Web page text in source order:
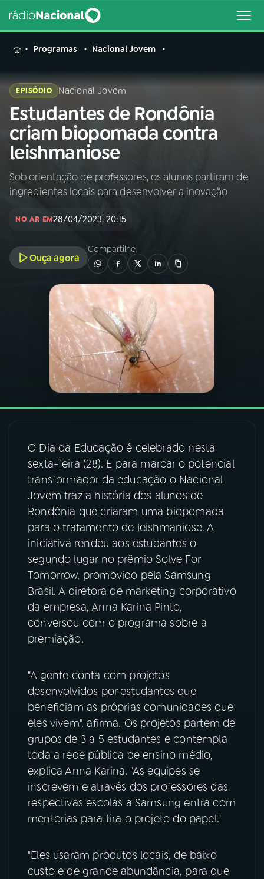
MENU
Buscar
na
Rádio
Nacional
Buscar
AO VIVO
INÍCIO
A RÁDIO
PROGRAMAÇÃO
PROGRAMAS
PODCASTS
06VIDEOCASTS
07ÚLTIMAS
08 FESTIVAL DE MÚSICA
ACOMPANHE A RÁDIO NACIONAL
YouTube Facebook
Instagram X
TikTok
Programas Nacional Jovem
EPISÓDIO Nacional Jovem
Estudantes de Rondônia
criam biopomada contra
leishmaniose
Sob orientação de professores, os alunos partiram de
ingredientes locais para desenvolver a inovação
NO AR EM28/04/2023, 20:15
Ouça agora
Compartilhe
O Dia da Educação é celebrado nesta
sexta-feira (28). E para marcar o potencial
transformador da educação o Nacional
Jovem traz a história dos alunos de
Rondônia que criaram uma biopomada
para o tratamento de leishmaniose. A
iniciativa rendeu aos estudantes o
segundo lugar no prêmio Solve For
Tomorrow, promovido pela Samsung
Brasil. A diretora de marketing corporativo
da empresa, Anna Karina Pinto,
conversou com o programa sobre a
premiação.
"A gente conta com projetos
desenvolvidos por estudantes que
beneficiam as próprias comunidades que
eles vivem", afirma. Os projetos partem de
grupos de 3 a 5 estudantes e contempla
toda a rede pública de ensino médio,
explica Anna Karina. "As equipes se
inscrevem e através dos professores das
respectivas escolas a Samsung entra com
mentorias para tira o projeto do papel."
"Eles usaram produtos locais, de baixo
custo e de grande abundância, para que